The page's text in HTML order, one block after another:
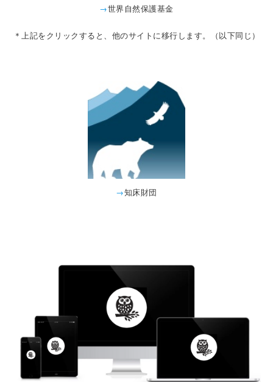
→世界自然保護基金
＊上記をクリックすると、他のサイトに移行します。（以下同じ）
→知床財団